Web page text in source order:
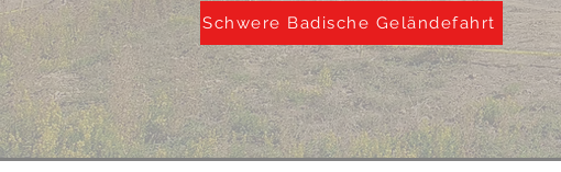
Schwere Badische Geländefahrt